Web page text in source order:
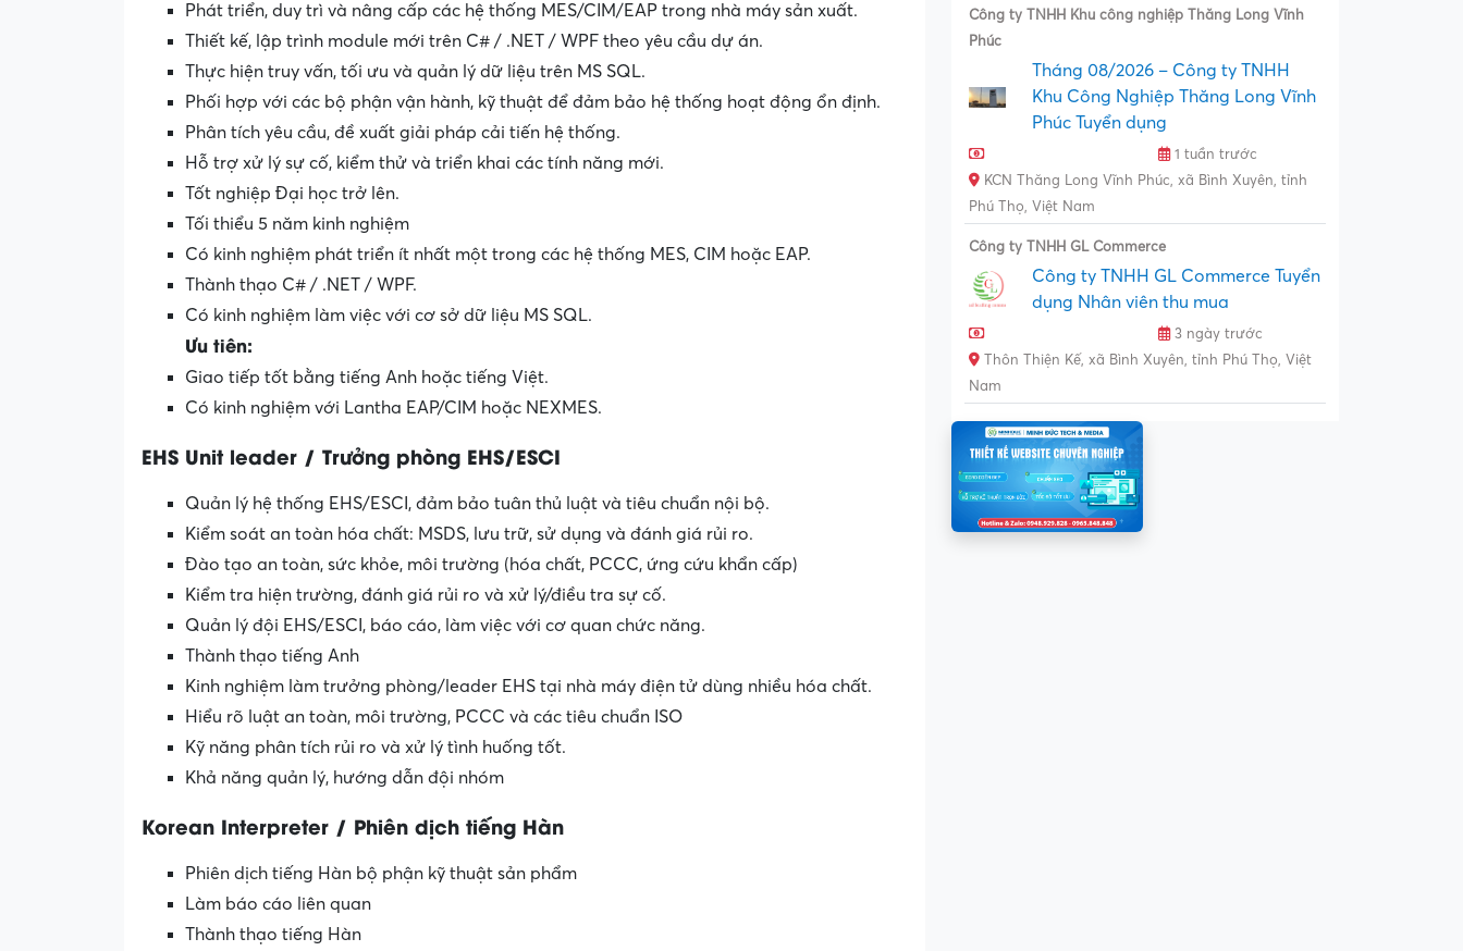
Phát triển, duy trì và nâng cấp các hệ thống MES/CIM/EAP trong nhà máy sản xuất.
Thiết kế, lập trình module mới trên C# / .NET / WPF theo yêu cầu dự án.
Thực hiện truy vấn, tối ưu và quản lý dữ liệu trên MS SQL.
Phối hợp với các bộ phận vận hành, kỹ thuật để đảm bảo hệ thống hoạt động ổn định.
Phân tích yêu cầu, đề xuất giải pháp cải tiến hệ thống.
Hỗ trợ xử lý sự cố, kiểm thử và triển khai các tính năng mới.
Tốt nghiệp Đại học trở lên.
Tối thiểu 5 năm kinh nghiệm
Có kinh nghiệm phát triển ít nhất một trong các hệ thống MES, CIM hoặc EAP.
Thành thạo C# / .NET / WPF.
Có kinh nghiệm làm việc với cơ sở dữ liệu MS SQL.
Ưu tiên:
Giao tiếp tốt bằng tiếng Anh hoặc tiếng Việt.
Có kinh nghiệm với Lantha EAP/CIM hoặc NEXMES.
EHS Unit leader / Trưởng phòng EHS/ESCI
Quản lý hệ thống EHS/ESCI, đảm bảo tuân thủ luật và tiêu chuẩn nội bộ.
Kiểm soát an toàn hóa chất: MSDS, lưu trữ, sử dụng và đánh giá rủi ro.
Đào tạo an toàn, sức khỏe, môi trường (hóa chất, PCCC, ứng cứu khẩn cấp)
Kiểm tra hiện trường, đánh giá rủi ro và xử lý/điều tra sự cố.
Quản lý đội EHS/ESCI, báo cáo, làm việc với cơ quan chức năng.
Thành thạo tiếng Anh
Kinh nghiệm làm trưởng phòng/leader EHS tại nhà máy điện tử dùng nhiều hóa chất.
Hiểu rõ luật an toàn, môi trường, PCCC và các tiêu chuẩn ISO
Kỹ năng phân tích rủi ro và xử lý tình huống tốt.
Khả năng quản lý, hướng dẫn đội nhóm
Korean Interpreter / Phiên dịch tiếng Hàn
Phiên dịch tiếng Hàn bộ phận kỹ thuật sản phẩm
Làm báo cáo liên quan
Thành thạo tiếng Hàn
Công ty TNHH Khu công nghiệp Thăng Long Vĩnh
Phúc
Tháng 08/2026 – Công ty TNHH
Khu Công Nghiệp Thăng Long Vĩnh
Phúc Tuyển dụng
1 tuần trước
KCN Thăng Long Vĩnh Phúc, xã Bình Xuyên, tỉnh
Phú Thọ, Việt Nam
Công ty TNHH GL Commerce
Công ty TNHH GL Commerce Tuyển
dụng Nhân viên thu mua
3 ngày trước
Thôn Thiện Kế, xã Bình Xuyên, tỉnh Phú Thọ, Việt
Nam